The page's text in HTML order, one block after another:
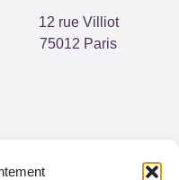
12 rue Villiot
75012 Paris